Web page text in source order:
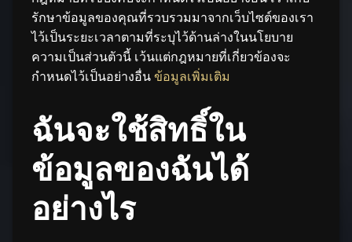
รักษาข้อมูลของคุณที่รวบรวมมาจากเว็บไซต์ของเรา
ไว้เป็นระยะเวลาตามที่ระบุไว้ด้านล่างในนโยบาย
ความเป็นส่วนตัวนี้ เว้นแต่กฎหมายที่เกี่ยวข้องจะ
กำหนดไว้เป็นอย่างอื่น ข้อมูลเพิ่มเติม
ฉันจะใช้สิทธิ์ใน
ข้อมูลของฉันได้
อย่างไร